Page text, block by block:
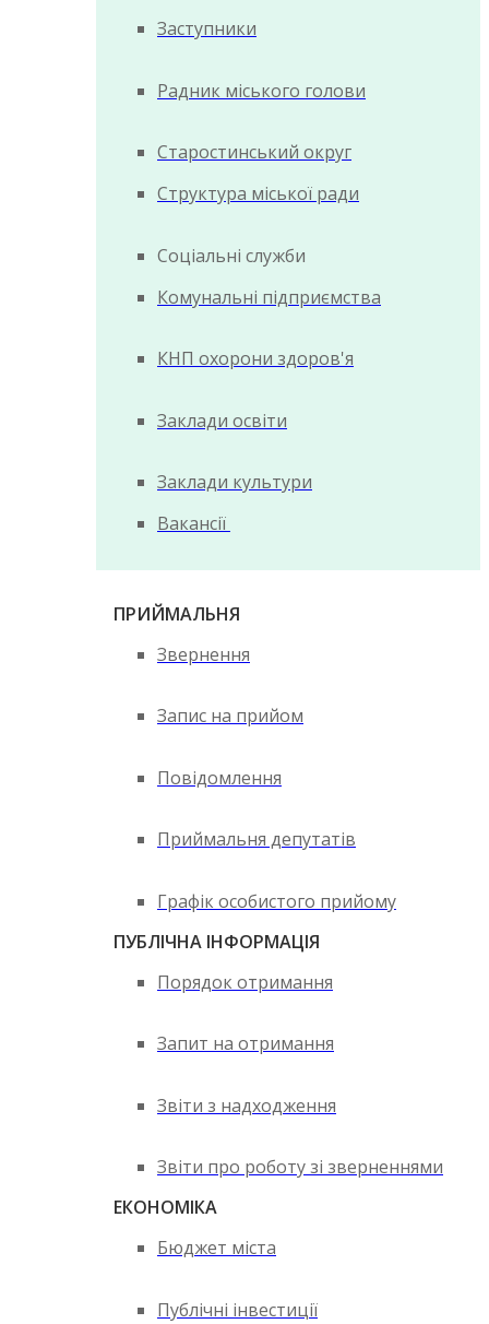
Заступники
Радник міського голови
Старостинський округ
Структура міської ради
Соціальні служби
Комунальні підприємства
КНП охорони здоров'я
Заклади освіти
Заклади культури
Вакансії
ПРИЙМАЛЬНЯ
Звернення
Запис на прийом
Повідомлення
Приймальня депутатів
Графік особистого прийому
ПУБЛІЧНА ІНФОРМАЦІЯ
Порядок отримання
Запит на отримання
Звіти з надходження
Звіти про роботу зі зверненнями
ЕКОНОМІКА
Бюджет міста
Публічні інвестиції